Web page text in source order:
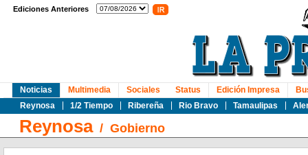
Ediciones Anteriores
Noticias
Reynosa
1/2 Tiempo Ribereña Rio Bravo Tamaulipas
Multimedia Sociales Status Edición Impresa
Reynosa/ Gobierno